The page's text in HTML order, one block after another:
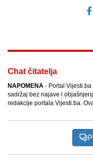
Chat čitatelja
NAPOMENA - Portal
sadržaj bez najave i
redakcije portala Vijesti.ba.